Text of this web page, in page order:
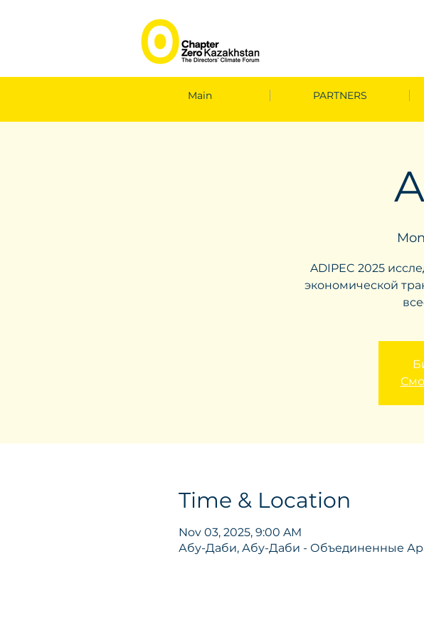
Main PARTNERS
ADIPEC 2025
экономической
Time & Location
Nov 03, 2025, 9:00 AM
Абу-Даби, Абу-Даби - Объединенные